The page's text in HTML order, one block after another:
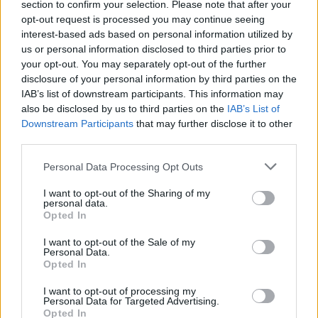
section to confirm your selection. Please note that after your
opt-out request is processed you may continue seeing
interest-based ads based on personal information utilized by
us or personal information disclosed to third parties prior to
your opt-out. You may separately opt-out of the further
disclosure of your personal information by third parties on the
IAB’s list of downstream participants. This information may
also be disclosed by us to third parties on the IAB’s List of
Downstream Participants that may further disclose it to other
Personal Data Processing Opt Outs
I want to opt-out of the Sharing of my
personal data.
Opted In
I want to opt-out of the Sale of my
Personal Data.
Opted In
I want to opt-out of processing my
Personal Data for Targeted Advertising.
Opted In
trafiken
stoppar folk för fortkörning.
Jag vet för övrigt ingen som fått sin bil genomsökt
när dom stoppats för fortkörning.
Polisen stoppar säkert folk som kör avställt och
utan körkort, men dom kör ju bil ändå utan några
större konsekvenser så det hela mynnar ju ändå
"Punishabe by fine means legal for a price", men
har man redan skulder hos fogden så spelar det
väll ingen roll om det blir några tusen till eller inte.
Speciellt om man aldrig planerat att betala...
Tesla Model S
"LingonExpressen"
(2015)